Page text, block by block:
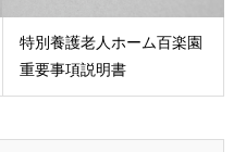
特別養護老人ホーム百楽園
重要事項説明書